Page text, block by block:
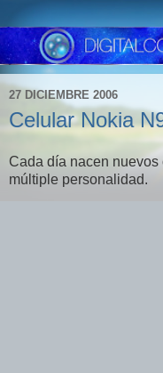
27 DICIEMBRE 2006
Celular Nokia
Cada día nacen
múltiple personalidad.